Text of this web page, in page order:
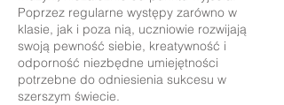
Poprzez regularne występy zarówno w
klasie, jak i poza nią, uczniowie rozwijają
swoją pewność siebie, kreatywność i
odporność niezbędne umiejętności
potrzebne do odniesienia sukcesu w
szerszym świecie.